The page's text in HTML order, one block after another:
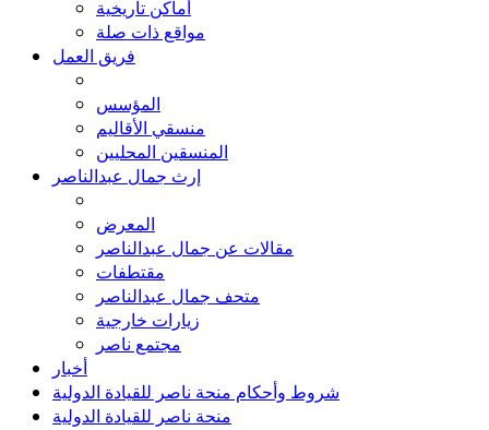
أماكن تاريخية
مواقع ذات صلة
فريق العمل
المؤسس
منسقي الأقاليم
المنسقين المحليين
إرث جمال عبدالناصر
المعرض
مقالات عن جمال عبدالناصر
مقتطفات
متحف جمال عبدالناصر
زيارات خارجية
مجتمع ناصر
أخبار
شروط وأحكام منحة ناصر للقيادة الدولية
منحة ناصر للقيادة الدولية